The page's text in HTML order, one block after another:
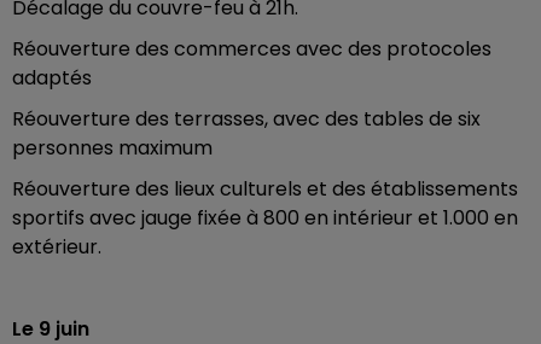
Décalage du couvre-feu à 21h.
Réouverture des commerces avec des protocoles
adaptés
Réouverture des terrasses, avec des tables de six
personnes maximum
Réouverture des lieux culturels et des établissements
sportifs avec jauge fixée à 800 en intérieur et 1.000 en
extérieur.
Le 9 juin